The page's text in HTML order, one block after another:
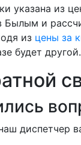
указана из
Былым и
из цены за
будет другой.
диспетчер